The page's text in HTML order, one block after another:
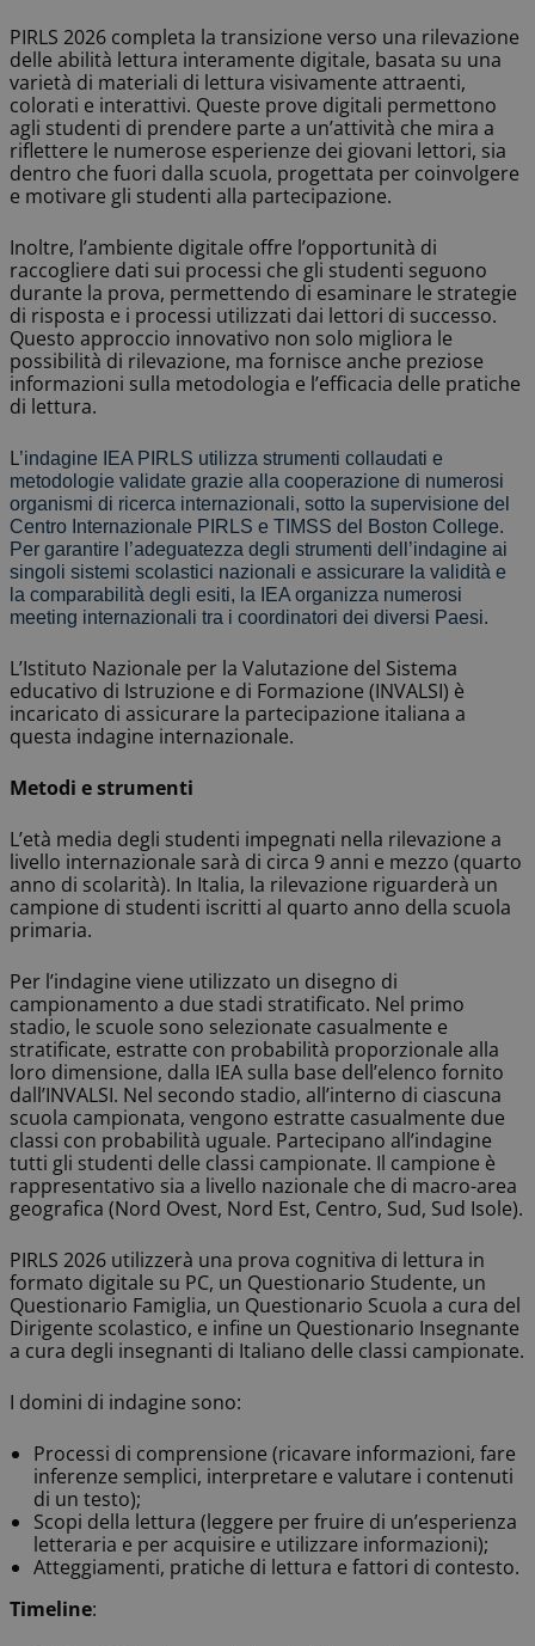
PIRLS 2026 completa la transizione verso una rilevazione
delle abilità lettura interamente digitale, basata su una
varietà di materiali di lettura visivamente attraenti,
colorati e interattivi. Queste prove digitali permettono
agli studenti di prendere parte a un’attività che mira a
riflettere le numerose esperienze dei giovani lettori, sia
dentro che fuori dalla scuola, progettata per coinvolgere
e motivare gli studenti alla partecipazione.
Inoltre, l’ambiente digitale offre l’opportunità di
raccogliere dati sui processi che gli studenti seguono
durante la prova, permettendo di esaminare le strategie
di risposta e i processi utilizzati dai lettori di successo.
Questo approccio innovativo non solo migliora le
possibilità di rilevazione, ma fornisce anche preziose
informazioni sulla metodologia e l’efficacia delle pratiche
di lettura.
L’indagine IEA PIRLS utilizza strumenti collaudati e
metodologie validate grazie alla cooperazione di numerosi
organismi di ricerca internazionali, sotto la supervisione del
Centro Internazionale PIRLS e TIMSS del Boston College.
Per garantire l ’adeguatezza degli strumenti dell ’indagine ai
singoli sistemi scolastici nazionali e assicurare la validità e
la comparabilità degli esiti, la IEA organizza numerosi
meeting internazionali tra i coordinatori dei diversi Paesi.
L’Istituto Nazionale per la Valutazione del Sistema
educativo di Istruzione e di Formazione (INVALSI) è
incaricato di assicurare la partecipazione italiana a
questa indagine internazionale.
Metodi e strumenti
L’età media degli studenti impegnati nella rilevazione a
livello internazionale sarà di circa 9 anni e mezzo (quarto
anno di scolarità). In Italia, la rilevazione riguarderà un
campione di studenti iscritti al quarto anno della scuola
primaria.
Per l’indagine viene utilizzato un disegno di
campionamento a due stadi stratificato. Nel primo
stadio, le scuole sono selezionate casualmente e
stratificate, estratte con probabilità proporzionale alla
loro dimensione, dalla IEA sulla base dell’elenco fornito
dall’INVALSI. Nel secondo stadio, all’interno di ciascuna
scuola campionata, vengono estratte casualmente due
classi con probabilità uguale. Partecipano all’indagine
tutti gli studenti delle classi campionate. Il campione è
rappresentativo sia a livello nazionale che di macro-area
geografica (Nord Ovest, Nord Est, Centro, Sud, Sud Isole).
PIRLS 2026 utilizzerà una prova cognitiva di lettura in
formato digitale su PC, un Questionario Studente, un
Questionario Famiglia, un Questionario Scuola a cura del
Dirigente scolastico, e infine un Questionario Insegnante
a cura degli insegnanti di Italiano delle classi campionate.
I domini di indagine sono:
Processi di comprensione (ricavare informazioni, fare
inferenze semplici, interpretare e valutare i contenuti
di un testo);
Scopi della lettura (leggere per fruire di un’esperienza
letteraria e per acquisire e utilizzare informazioni);
Atteggiamenti, pratiche di lettura e fattori di contesto.
Timeline: